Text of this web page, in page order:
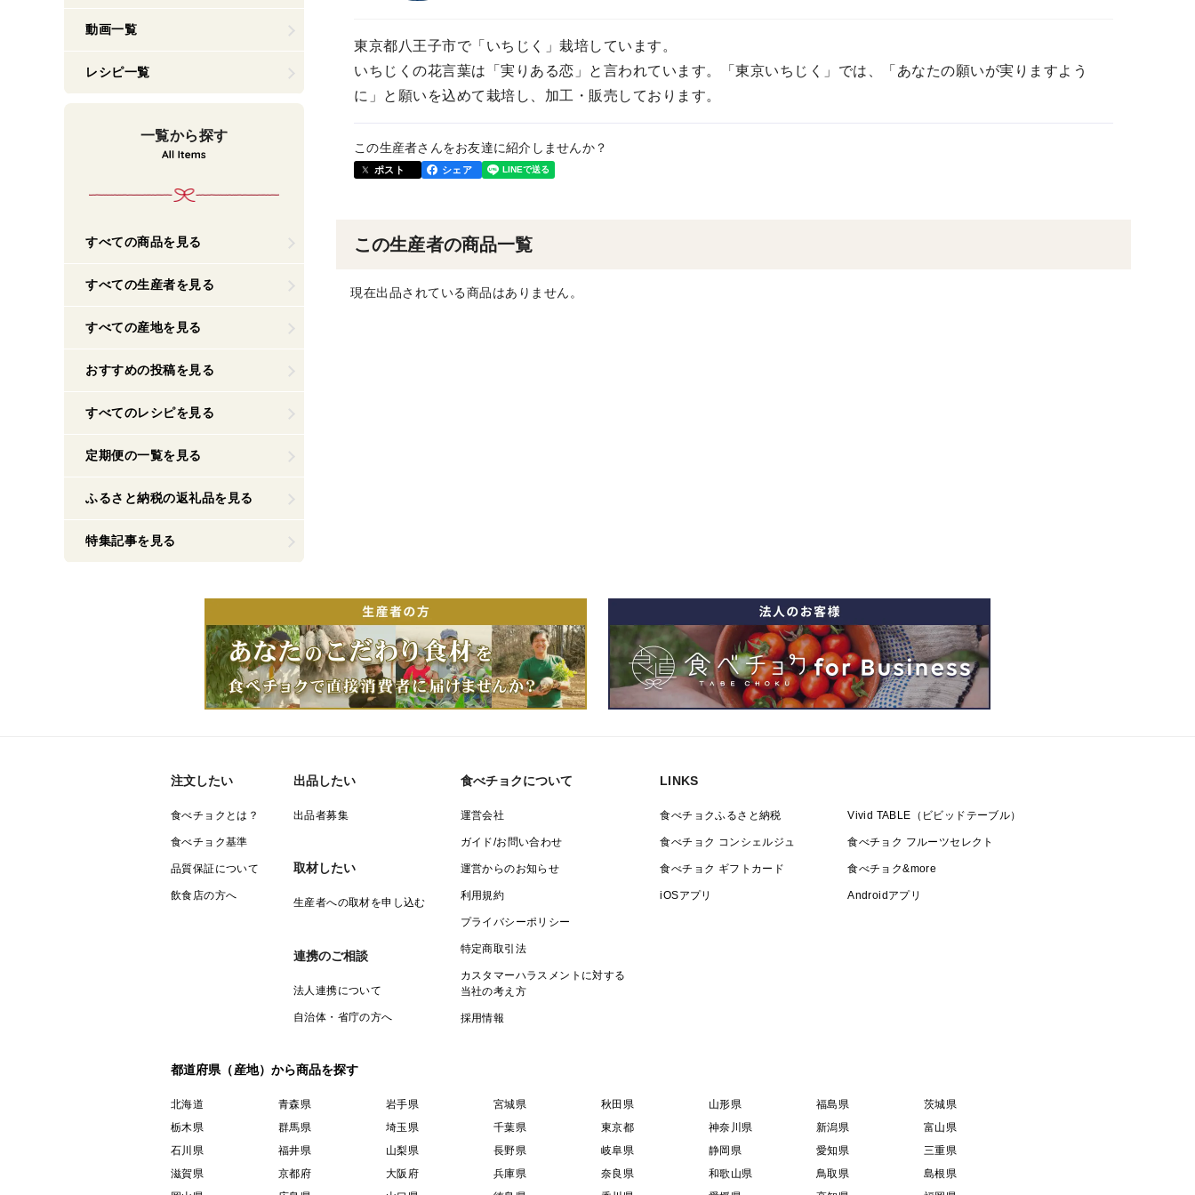
東京都八王子市で「いちじく」栽培しています。
いちじくの花言葉は「実りある恋」と言われています。「東京いちじく」では、「あなたの願いが実りますよう
に」と願いを込めて栽培し、加工・販売しております。
この生産者さんをお友達に紹介しませんか？
ポスト シェア
この生産者の商品一覧
現在出品されている商品はありません。
動画一覧
レシピ一覧
一覧から探す
すべての商品を見る
すべての生産者を見る
すべての産地を見る
おすすめの投稿を見る
すべてのレシピを見る
定期便の一覧を見る
ふるさと納税の返礼品を見る
特集記事を見る
注文したい
食べチョクとは？
食べチョク基準
品質保証について
飲食店の方へ
出品したい
出品者募集
取材したい
生産者への取材を申し込む
連携のご相談
法人連携について
自治体・省庁の方へ
食べチョクについて
運営会社
ガイド/お問い合わせ
運営からのお知らせ
利用規約
プライバシーポリシー
特定商取引法
カスタマーハラスメントに対する
当社の考え方
採用情報
LINKS
食べチョクふるさと納税 Vivid TABLE（ビビッドテーブル）
食べチョク コンシェルジュ 食べチョク フルーツセレクト
食べチョク ギフトカード 食べチョク&more
iOSアプリ Androidアプリ
都道府県（産地）から商品を探す
北海道 青森県 岩手県 宮城県 秋田県 山形県 福島県
茨城県
栃木県
群馬県 埼玉県 千葉県 東京都 神奈川県 新潟県
富山県
石川県
福井県 山梨県 長野県 岐阜県 静岡県 愛知県
三重県
滋賀県
京都府 大阪府 兵庫県 奈良県 和歌山県 鳥取県
島根県